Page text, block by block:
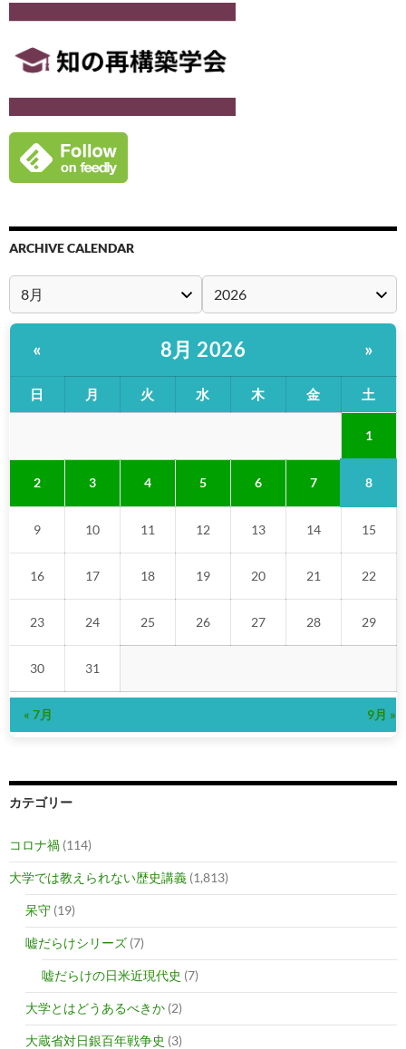
ARCHIVE CALENDAR
« 8月 2026 »
日 月 火 水 木 金 土
1
2 3 4 5 6 7 8
9 10 11 12 13 14 15
16 17 18 19 20 21 22
23 24 25 26 27 28 29
30 31
« 7月 9月 »
カテゴリー
コロナ禍 (114)
大学では教えられない歴史講義 (1,813)
呆守 (19)
嘘だらけシリーズ (7)
嘘だらけの日米近現代史 (7)
大学とはどうあるべきか (2)
大蔵省対日銀百年戦争史 (3)